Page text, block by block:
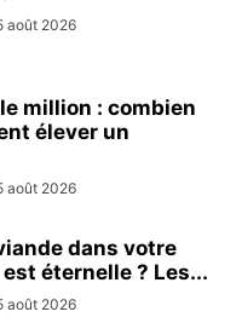
août 2026
million : combien
élever un
août 2026
dans votre
éternelle ? Les...
août 2026